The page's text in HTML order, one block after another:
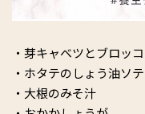
・芽キャベツとブロッコ
・ホタテのしょう油ソ
・大根のみそ汁